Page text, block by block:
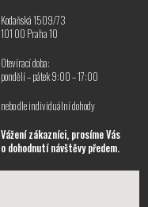
Kodaňská 1509/73
101 00 Praha 10
Otevírací doba:
pondělí – pátek 9:00 – 17:00
nebo dle individuální dohody
Vážení zákazníci, prosíme Vás
o dohodnutí návštěvy předem.